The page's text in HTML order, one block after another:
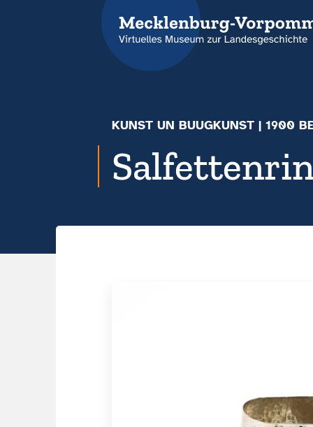
KUNST UN BUUGKUNST | 1900